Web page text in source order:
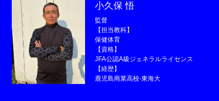
小久保 悟
監督
【担当教科】
保健体育
【資格】
JFA公認A級ジェネラルライセンス
【経歴】
鹿児島商業高校-東海大